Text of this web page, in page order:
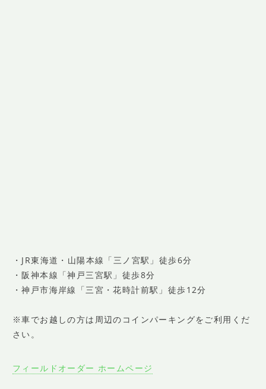
・JR東海道・山陽本線「三ノ宮駅」徒歩6分
・阪神本線「神戸三宮駅」徒歩8分
・神戸市海岸線「三宮・花時計前駅」徒歩12分
※車でお越しの方は周辺のコインパーキングをご利用くだ
さい。
フィールドオーダー ホームページ